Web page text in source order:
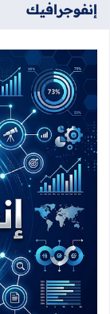
إنفوجرافيك